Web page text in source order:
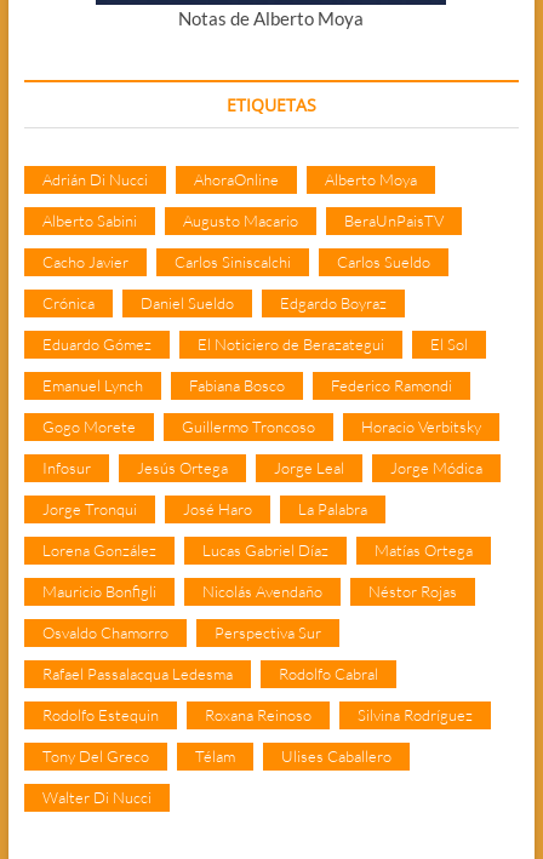
Notas de Alberto Moya
ETIQUETAS
Adrián Di Nucci AhoraOnline Alberto Moya
Alberto Sabini Augusto Macario BeraUnPaisTV
Cacho Javier Carlos Siniscalchi Carlos Sueldo
Crónica Daniel Sueldo Edgardo Boyraz
Eduardo Gómez El Noticiero de Berazategui El Sol
Emanuel Lynch Fabiana Bosco Federico Ramondi
Gogo Morete Guillermo Troncoso Horacio Verbitsky
Infosur Jesús Ortega Jorge Leal Jorge Módica
Jorge Tronqui José Haro La Palabra
Lorena González Lucas Gabriel Díaz Matías Ortega
Mauricio Bonfigli Nicolás Avendaño Néstor Rojas
Osvaldo Chamorro Perspectiva Sur
Rafael Passalacqua Ledesma Rodolfo Cabral
Rodolfo Estequin Roxana Reinoso Silvina Rodríguez
Tony Del Greco Télam Ulises Caballero
Walter Di Nucci